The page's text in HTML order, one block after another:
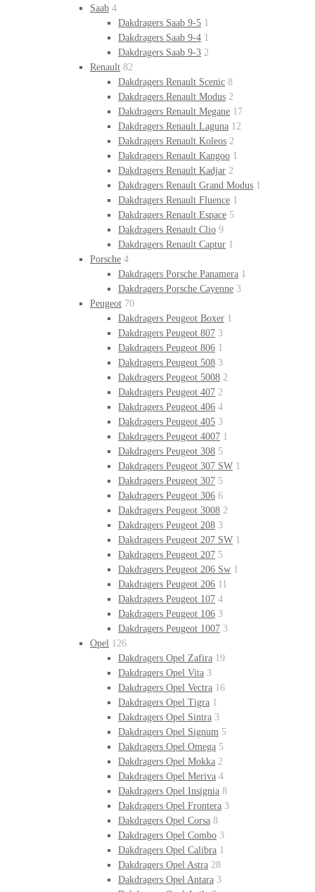
Saab 4
Dakdragers Saab 9-5 1
Dakdragers Saab 9-4 1
Dakdragers Saab 9-3 2
Renault 82
Dakdragers Renault Scenic 8
Dakdragers Renault Modus 2
Dakdragers Renault Megane 17
Dakdragers Renault Laguna 12
Dakdragers Renault Koleos 2
Dakdragers Renault Kangoo 1
Dakdragers Renault Kadjar 2
Dakdragers Renault Grand Modus 1
Dakdragers Renault Fluence 1
Dakdragers Renault Espace 5
Dakdragers Renault Clio 9
Dakdragers Renault Captur 1
Porsche 4
Dakdragers Porsche Panamera 1
Dakdragers Porsche Cayenne 3
Peugeot 70
Dakdragers Peugeot Boxer 1
Dakdragers Peugeot 807 3
Dakdragers Peugeot 806 1
Dakdragers Peugeot 508 3
Dakdragers Peugeot 5008 2
Dakdragers Peugeot 407 2
Dakdragers Peugeot 406 4
Dakdragers Peugeot 405 3
Dakdragers Peugeot 4007 1
Dakdragers Peugeot 308 5
Dakdragers Peugeot 307 SW 1
Dakdragers Peugeot 307 5
Dakdragers Peugeot 306 6
Dakdragers Peugeot 3008 2
Dakdragers Peugeot 208 3
Dakdragers Peugeot 207 SW 1
Dakdragers Peugeot 207 5
Dakdragers Peugeot 206 Sw 1
Dakdragers Peugeot 206 11
Dakdragers Peugeot 107 4
Dakdragers Peugeot 106 3
Dakdragers Peugeot 1007 3
Opel 126
Dakdragers Opel Zafira 19
Dakdragers Opel Vita 3
Dakdragers Opel Vectra 16
Dakdragers Opel Tigra 1
Dakdragers Opel Sintra 3
Dakdragers Opel Signum 5
Dakdragers Opel Omega 5
Dakdragers Opel Mokka 2
Dakdragers Opel Meriva 4
Dakdragers Opel Insignia 8
Dakdragers Opel Frontera 3
Dakdragers Opel Corsa 8
Dakdragers Opel Combo 3
Dakdragers Opel Calibra 1
Dakdragers Opel Astra 28
Dakdragers Opel Antara 3